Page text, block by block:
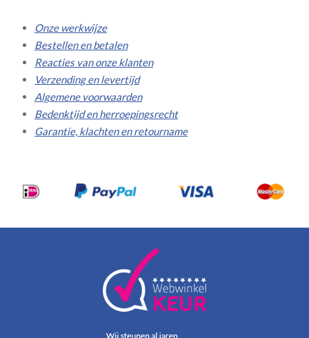
Onze werkwijze
Bestellen en betalen
Reacties van onze klanten
Verzending en levertijd
Algemene voorwaarden
Bedenktijd en herroepingsrecht
Garantie, klachten en retourname